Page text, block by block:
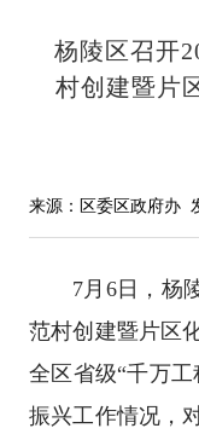
杨陵区召开
村创建暨片
来源：区委区政府办
7月6日，杨
范村创建暨片区
全区省级“千万
振兴工作情况，